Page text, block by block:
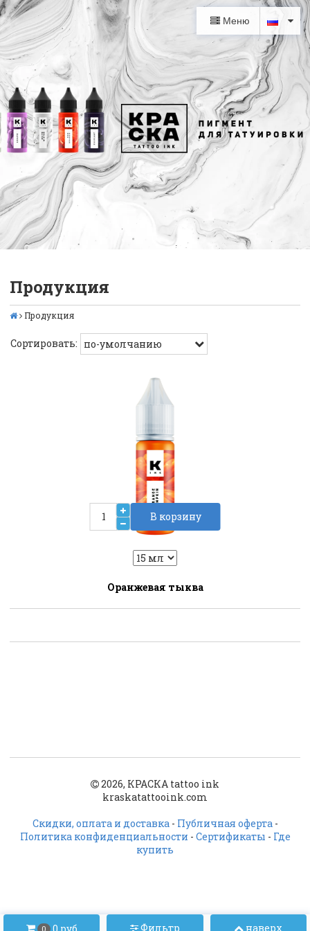
Меню
Продукция
Продукция
Сортировать:
Liquid::VariantDropLiquid::VariantDrop
Оранжевая тыква
В корзину
2026, КРАСКА tattoo ink
kraskatattooink.com
Скидки, оплата и доставка - Публичная оферта -
Политика конфиденциальности - Сертификаты - Где
купить
0 Фильтр наверх